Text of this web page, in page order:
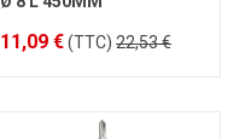
11,09 €(TTC) 22,53 €